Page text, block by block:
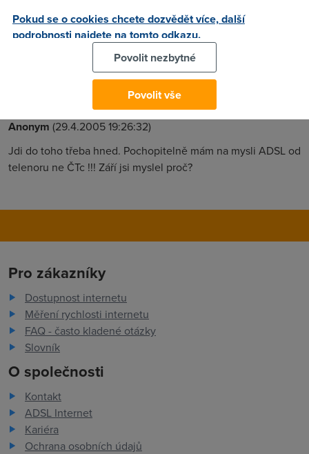
a kdes na září přišel?? podle toho že bude možné mít
PPPoE?? to je ale pouze technologická změna, nic v
rychlostech to znamenta nebude. Dá se očekávat že
telekom zas něco vykoume po 30.5., ale otázka je co, buď
další prodloužení pilotního provozu, nebo něco jiného
Anonym (29.4.2005 19:26:32)
Jdi do toho třeba hned. Pochopitelně mám na mysli ADSL od
telenoru ne ČTc !!! Září jsi myslel proč?
Pro zákazníky
Dostupnost internetu
Měření rychlosti internetu
FAQ - často kladené otázky
Slovník
O společnosti
Kontakt
ADSL Internet
Kariéra
Ochrana osobních údajů
Pokud se o cookies chcete dozvědět více, další
podrobnosti najdete na tomto odkazu.
Povolit nezbytné
Povolit vše